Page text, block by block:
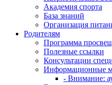
Академия спорта
База знаний
Организация
Родителям
Программа
Полезные ссылки
Консультации
Информационные
- Внимание: